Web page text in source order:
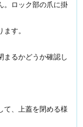
。ロック部の爪に掛
す。
まるかどうか確認し
て、上蓋を閉める様